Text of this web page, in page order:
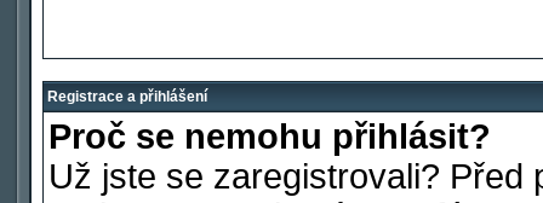
Registrace a přihlášení
Proč se nemohu přihlásit?
Už jste se zaregistrovali?